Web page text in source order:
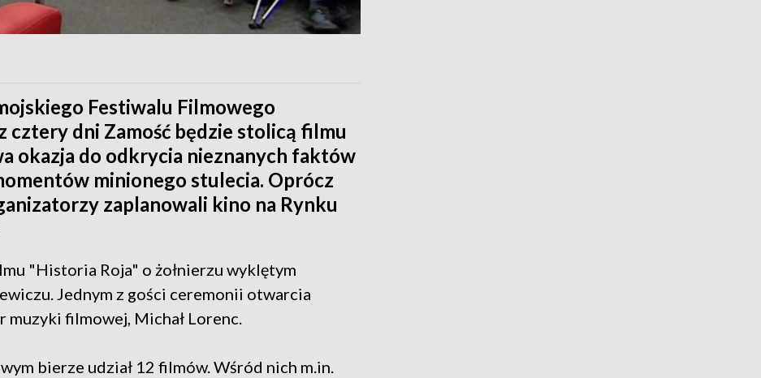
Festiwalu Filmowego
cztery dni Zamość będzie stolicą filmu
okazja do odkrycia nieznanych faktów
minionego stulecia. Oprócz
zaplanowali kino na Rynku
"Historia Roja" o żołnierzu wyklętym
Jednym z gości ceremonii otwarcia
filmowej, Michał Lorenc.
bierze udział 12 filmów. Wśród nich m.in.